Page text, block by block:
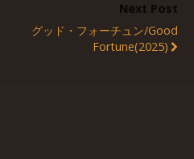
Next Post
グッド・フォーチュン/Good
Fortune(2025)